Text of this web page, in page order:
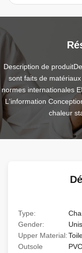
Description de
sont faits de
normes internationales
L'information
chaleur
Type:
Gender:
Upper Material:
Outsole
PVC